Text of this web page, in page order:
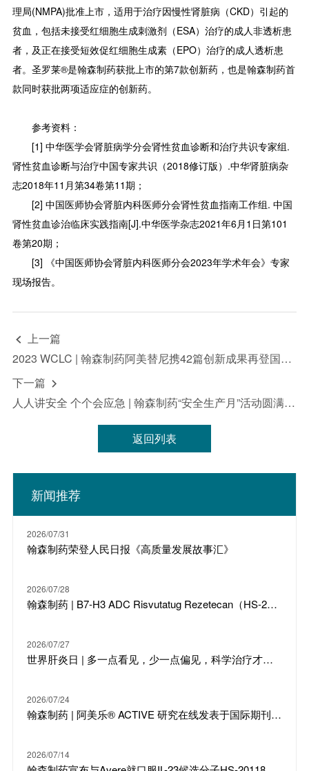
理局(NMPA)批准上市，适用于治疗因慢性肾脏病（CKD）引起的
贫血，包括未接受红细胞生成刺激剂（ESA）治疗的成人非透析患
者，及正在接受短效促红细胞生成素（EPO）治疗的成人透析患
者。圣罗莱®是翰森制药获批上市的第7款创新药，也是翰森制药首
款同时获批两项适应症的创新药。
参考资料：
[1] 中华医学会肾脏病学分会肾性贫血诊断和治疗共识专家组.
肾性贫血诊断与治疗中国专家共识（2018修订版）.中华肾脏病杂
志2018年11月第34卷第11期；
[2] 中国医师协会肾脏内科医师分会肾性贫血指南工作组. 中国
肾性贫血诊治临床实践指南[J].中华医学杂志2021年6月1日第101
卷第20期；
[3] 《中国医师协会肾脏内科医师分会2023年学术年会》专家
现场报告。
 上一篇
2023 WCLC | 翰森制药阿美替尼携42篇创新成果再登国际学术舞台
下一篇 
人人讲安全 个个会应急 | 翰森制药“安全生产月”活动圆满落幕
返回列表
新闻推荐
2026/07/31
翰森制药荣登人民日报《高质量发展故事汇》
2026/07/28
翰森制药 | B7-H3 ADC Risvutatug Rezetecan（HS-20093）骨肉瘤III期临床ARTEMIS-011达到IRC-PFS主要终点
2026/07/27
世界肝炎日 | 多一点看见，少一点偏见，科学治疗才是打败乙肝的最强答案
2026/07/24
翰森制药 | 阿美乐® ACTIVE 研究在线发表于国际期刊 JTO
2026/07/14